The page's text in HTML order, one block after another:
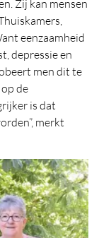
Zij kan mensen
eenzaamheid
depressie en
men dit te
de
is dat
merkt